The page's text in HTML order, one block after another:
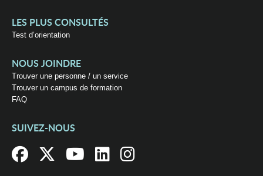
LES PLUS CONSULTÉS
Test d’orientation
NOUS JOINDRE
Trouver une personne / un service
Trouver un campus de formation
FAQ
SUIVEZ-NOUS